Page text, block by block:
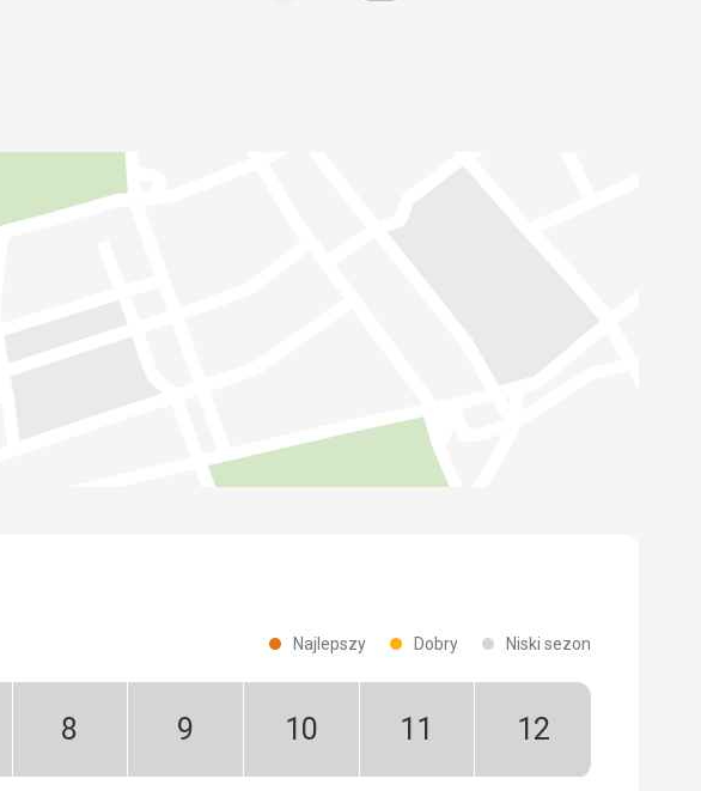
Najlepszy Dobry Niski sezon
Sierpień:
Wrzesień:
Październik:
Listopad:
Grudzień: